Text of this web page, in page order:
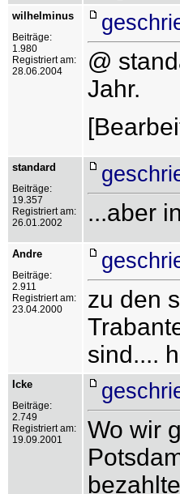
wilhelminus
Beiträge:
1.980
Registriert am:
28.06.2004
@
Jahr.
standard
Beiträge:
19.357
Registriert am:
26.01.2002
...aber
Andre
Beiträge:
2.911
Registriert am:
23.04.2000
zu den
sind....
Icke
Beiträge:
2.749
Registriert am:
19.09.2001
Wo wir